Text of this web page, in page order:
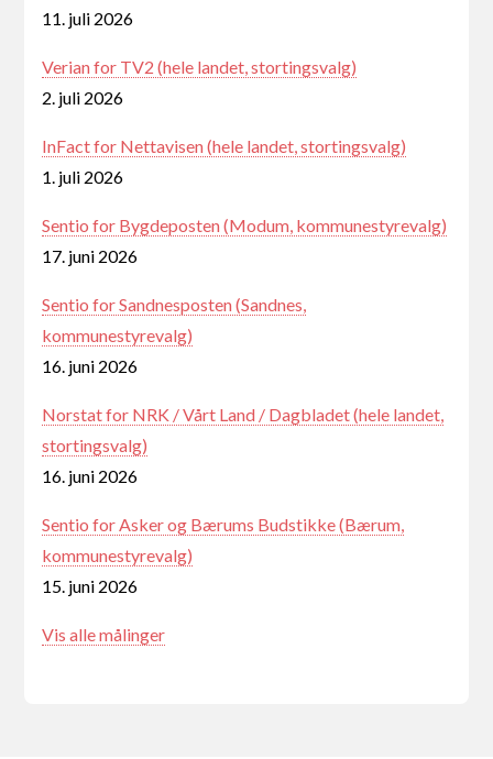
11. juli 2026
Verian for TV2 (hele landet, stortingsvalg)
2. juli 2026
InFact for Nettavisen (hele landet, stortingsvalg)
1. juli 2026
Sentio for Bygdeposten (Modum, kommunestyrevalg)
17. juni 2026
Sentio for Sandnesposten (Sandnes,
kommunestyrevalg)
16. juni 2026
Norstat for NRK / Vårt Land / Dagbladet (hele landet,
stortingsvalg)
16. juni 2026
Sentio for Asker og Bærums Budstikke (Bærum,
kommunestyrevalg)
15. juni 2026
Vis alle målinger